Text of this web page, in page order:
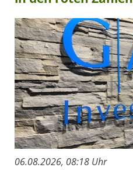
06.08.2026, 08:18 Uhr